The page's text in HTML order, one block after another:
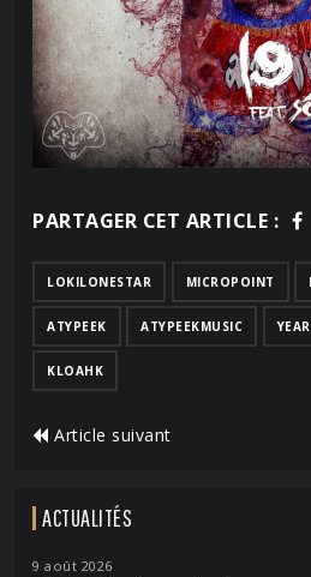
PARTAGER CET ARTICLE :
LOKILONESTAR MICROPOINT
ATYPEEK ATYPEEKMUSIC
KLOAHK
Article suivant
ACTUALITÉS
9 août 2026